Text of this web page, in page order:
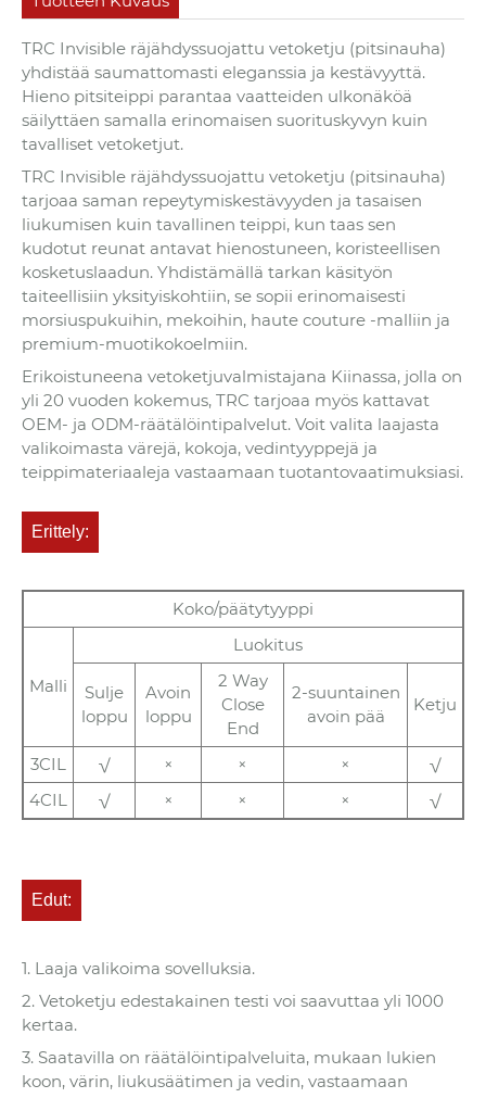
TRC Invisible räjähdyssuojattu vetoketju (pitsinauha)
yhdistää saumattomasti eleganssia ja kestävyyttä.
Hieno pitsiteippi parantaa vaatteiden ulkonäköä
säilyttäen samalla erinomaisen suorituskyvyn kuin
tavalliset vetoketjut.
TRC Invisible räjähdyssuojattu vetoketju (pitsinauha)
tarjoaa saman repeytymiskestävyyden ja tasaisen
liukumisen kuin tavallinen teippi, kun taas sen
kudotut reunat antavat hienostuneen, koristeellisen
kosketuslaadun. Yhdistämällä tarkan käsityön
taiteellisiin yksityiskohtiin, se sopii erinomaisesti
morsiuspukuihin, mekoihin, haute couture -malliin ja
premium-muotikokoelmiin.
Erikoistuneena vetoketjuvalmistajana Kiinassa, jolla on
yli 20 vuoden kokemus, TRC tarjoaa myös kattavat
OEM- ja ODM-räätälöintipalvelut. Voit valita laajasta
valikoimasta värejä, kokoja, vedintyyppejä ja
teippimateriaaleja vastaamaan tuotantovaatimuksiasi.
Erittely:
Koko/päätytyyppi
Malli
Luokitus
Sulje
loppu
Avoin
loppu
2 Way
Close
End
2-suuntainen
avoin pää
Ketju
3CIL √ × × ×
√
4CIL
√ × × × √
Edut:
1. Laaja valikoima sovelluksia.
2. Vetoketju edestakainen testi voi saavuttaa yli 1000
kertaa.
3. Saatavilla on räätälöintipalveluita, mukaan lukien
koon, värin, liukusäätimen ja vedin, vastaamaan